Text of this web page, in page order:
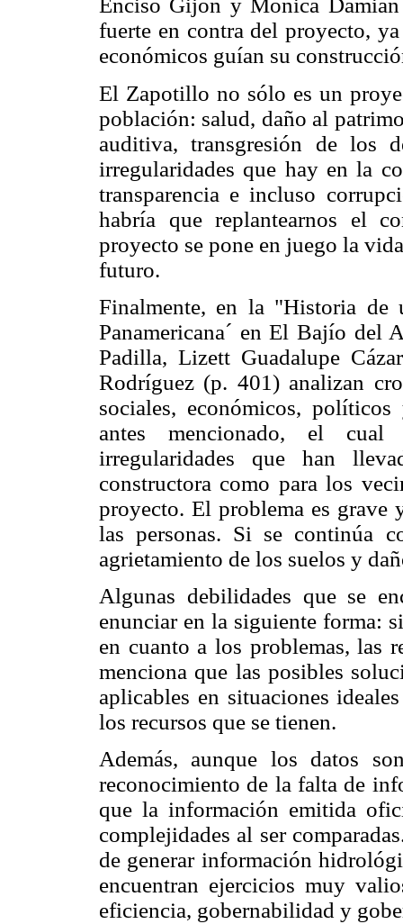
Enciso Gijón y Mónica
fuerte en contra del proyecto,
económicos guían su
El Zapotillo no sólo es un
población: salud, daño al
auditiva, transgresión de los
irregularidades que hay en la
transparencia e incluso
habría que replantearnos el
proyecto se pone en juego la
futuro.
Finalmente, en la "Historia de
Panamericana´ en El Bajío del
Padilla, Lizett Guadalupe
Rodríguez (p. 401) analizan
sociales, económicos,
antes mencionado, el
irregularidades que han
constructora como para los
proyecto. El problema es grave
las personas. Si se continúa
agrietamiento de los suelos y
Algunas debilidades que se
enunciar en la siguiente forma:
en cuanto a los problemas, las
menciona que las posibles
aplicables en situaciones
los recursos que se tienen.
Además, aunque los datos
reconocimiento de la falta de
que la información emitida
complejidades al ser
de generar información
encuentran ejercicios muy
eficiencia, gobernabilidad y